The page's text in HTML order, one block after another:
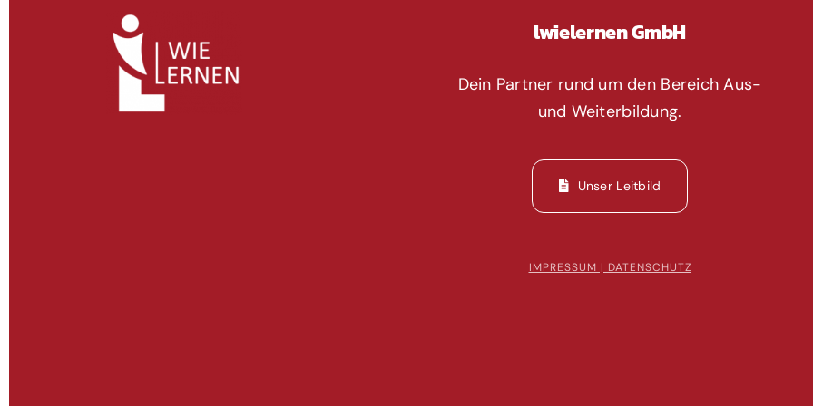
lwielernen GmbH
Dein Partner rund um den Bereich Aus-
und Weiterbildung.
Unser Leitbild
IMPRESSUM | DATENSCHUTZ